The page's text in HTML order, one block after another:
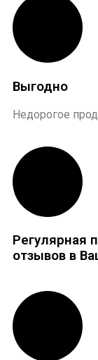
Выгодно
Недорогое
Регулярная
отзывов в